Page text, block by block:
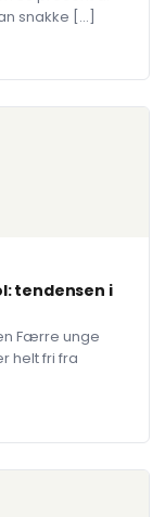
snakke […]
tendensen i
Færre unge
helt fri fra